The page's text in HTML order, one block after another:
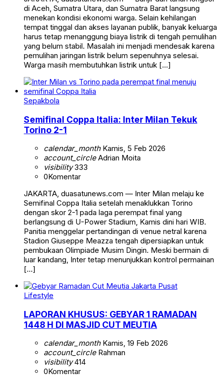
di Aceh, Sumatra Utara, dan Sumatra Barat langsung
menekan kondisi ekonomi warga. Selain kehilangan
tempat tinggal dan akses layanan publik, banyak keluarga
harus tetap menanggung biaya listrik di tengah pemulihan
yang belum stabil. Masalah ini menjadi mendesak karena
pemulihan jaringan listrik belum sepenuhnya selesai.
Warga masih membutuhkan listrik untuk […]
Sepakbola
Semifinal Coppa Italia: Inter Milan Tekuk
Torino 2-1
calendar_monthKamis, 5 Feb 2026
account_circleAdrian Moita
visibility333
0Komentar
JAKARTA, duasatunews.com — Inter Milan melaju ke
Semifinal Coppa Italia setelah menaklukkan Torino
dengan skor 2-1 pada laga perempat final yang
berlangsung di U-Power Stadium, Kamis dini hari WIB.
Panitia menggelar pertandingan di venue netral karena
Stadion Giuseppe Meazza tengah dipersiapkan untuk
pembukaan Olimpiade Musim Dingin. Meski bermain di
luar kandang, Inter tetap menunjukkan kontrol permainan
[…]
Lifestyle
LAPORAN KHUSUS: GEBYAR 1 RAMADAN
1448 H DI MASJID CUT MEUTIA
calendar_monthKamis, 19 Feb 2026
account_circleRahman
visibility414
0Komentar